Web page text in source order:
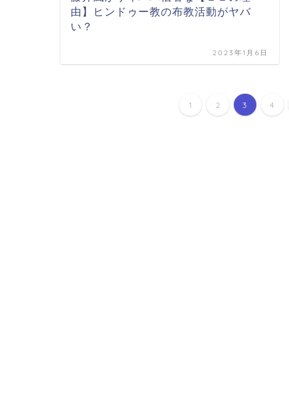
由】ヒンドゥー教の布教活動がヤバ
い？
2023年1月6日
1 2 3 4